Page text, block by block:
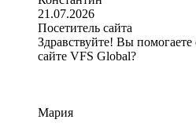
21.07.2026
Посетитель сайта
Здравствуйте! Вы помогаете
сайте VFS Global?
Мария